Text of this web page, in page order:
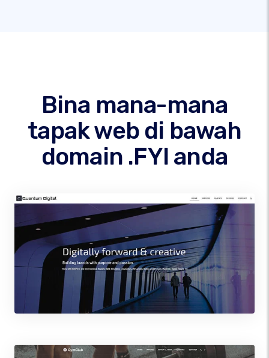
Bina mana-mana
tapak web di bawah
domain .FYI anda